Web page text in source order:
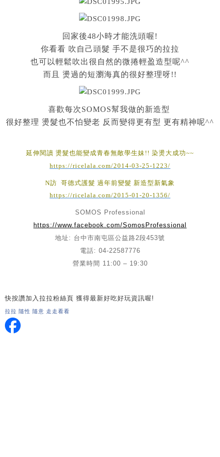
回家後48小時才能洗頭喔!
你看看 吹自己頭髮 手不是很巧的拉拉
也可以輕鬆吹出很自然的微捲輕盈造型呢^^
而且 燙過的短瀏海真的很好整理呀!!
喜歡每次SOMOS幫我做的新造型
很好整理 燙髮也不怕變老 反而變得更有型 更有精神呢^^
延伸閱讀 燙髮也能變成青春無敵學生妹!! 染燙大成功~~
https://ricelala.com/2014-03-25-1223/
N訪 哥德式護髮 過年前變髮 新造型新氣象
https://ricelala.com/2015-01-20-1356/
SOMOS Professional
https://www.facebook.com/SomosProfessional
地址: 台中市南屯區公益路2段453號
電話: 04-22587776
營業時間 11:00 – 19:30
快按讚加入拉拉粉絲頁 獲得最新好吃好玩資訊喔!
拉拉 隨性 隨意 走走看看